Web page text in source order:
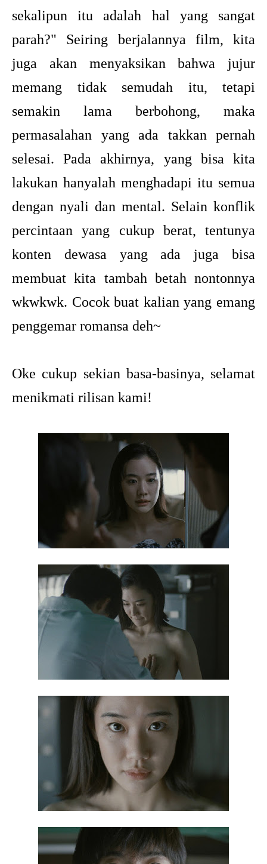
sekalipun itu adalah hal yang sangat
parah?" Seiring berjalannya film, kita
juga akan menyaksikan bahwa jujur
memang tidak semudah itu, tetapi
semakin lama berbohong, maka
permasalahan yang ada takkan pernah
selesai. Pada akhirnya, yang bisa kita
lakukan hanyalah menghadapi itu semua
dengan nyali dan mental. Selain konflik
percintaan yang cukup berat, tentunya
konten dewasa yang ada juga bisa
membuat kita tambah betah nontonnya
wkwkwk. Cocok buat kalian yang emang
penggemar romansa deh~
Oke cukup sekian basa-basinya, selamat
menikmati rilisan kami!